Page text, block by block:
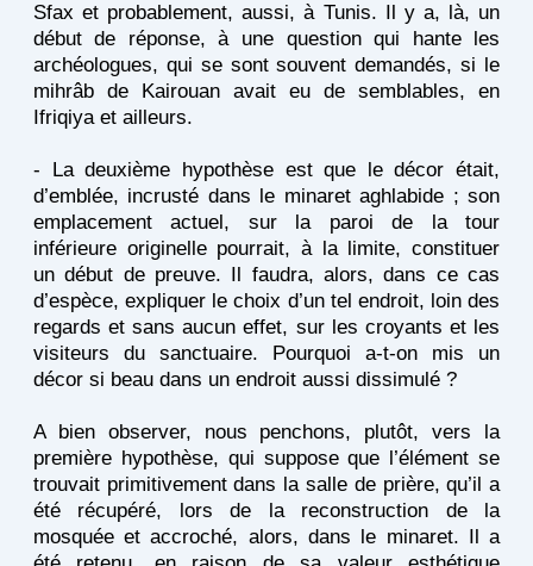
Sfax et probablement, aussi, à Tunis. Il y a, là, un
début de réponse, à une question qui hante les
archéologues, qui se sont souvent demandés, si le
mihrâb de Kairouan avait eu de semblables, en
Ifriqiya et ailleurs.
- La deuxième hypothèse est que le décor était,
d’emblée, incrusté dans le minaret aghlabide ; son
emplacement actuel, sur la paroi de la tour
inférieure originelle pourrait, à la limite, constituer
un début de preuve. Il faudra, alors, dans ce cas
d’espèce, expliquer le choix d’un tel endroit, loin des
regards et sans aucun effet, sur les croyants et les
visiteurs du sanctuaire. Pourquoi a-t-on mis un
décor si beau dans un endroit aussi dissimulé ?
A bien observer, nous penchons, plutôt, vers la
première hypothèse, qui suppose que l’élément se
trouvait primitivement dans la salle de prière, qu’il a
été récupéré, lors de la reconstruction de la
mosquée et accroché, alors, dans le minaret. Il a